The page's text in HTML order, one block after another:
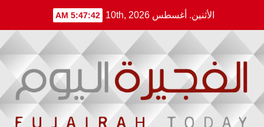
content
الأثنين. أغسطس 10th, 2026 5:47:42 AM